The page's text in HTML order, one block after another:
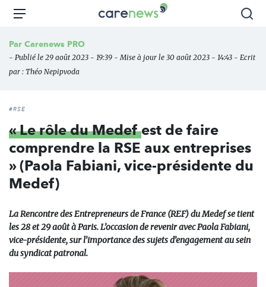
Aller
principal
Carenews,
des
Menu
Par Carenews PRO
- Publié le 29 août 2023 - 19:39 - Mise à jour le 30 août 2023 - 14:43 - Ecrit
par : Théo Nepipvoda
#RSE
« Le rôle du Medefest de faire
comprendre la RSE aux entreprises
» (Paola Fabiani, vice-présidente du
Medef)
La Rencontre des Entrepreneurs de France (REF) du Medef se tient
les 28 et 29 août à Paris. L’occasion de revenir avec Paola Fabiani,
vice-présidente, sur l’importance des sujets d’engagement au sein
du syndicat patronal.